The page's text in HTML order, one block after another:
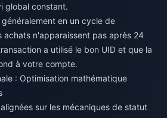
global constant.
en un cycle de
achats n'apparaissent pas après 24
a utilisé le bon UID et que la
à votre compte.
: Optimisation mathématique
sur les mécaniques de statut